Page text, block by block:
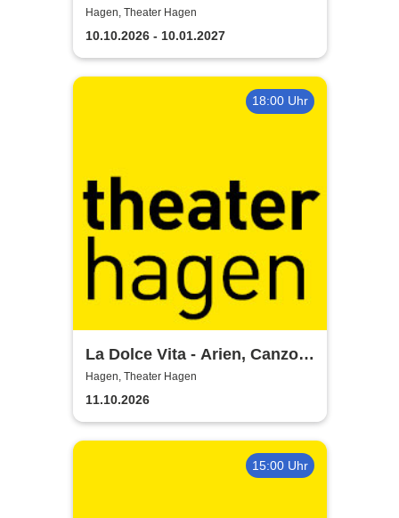
Hagen, Theater Hagen
10.10.2026 - 10.01.2027
18:00 Uhr
La Dolce Vita - Arien, Canzoni
und Italo-Pop
Hagen, Theater Hagen
11.10.2026
15:00 Uhr